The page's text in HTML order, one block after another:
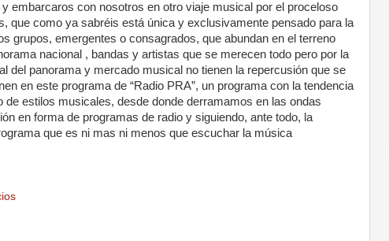
embarcaros con nosotros en otro viaje musical por el proceloso
que como ya sabréis está única y exclusivamente pensado para la
grupos, emergentes o consagrados, que abundan en el terreno
nacional , bandas y artistas que se merecen todo pero por la
del panorama y mercado musical no tienen la repercusión que se
en este programa de “Radio PRA”, un programa con la tendencia
de estilos musicales, desde donde derramamos en las ondas
en forma de programas de radio y siguiendo, ante todo, la
que es ni mas ni menos que escuchar la música